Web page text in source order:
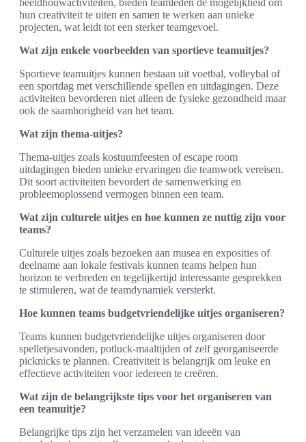
beeldhouwactiviteiten, bieden teamleden de mogelijkheid om
hun creativiteit te uiten en samen te werken aan unieke
projecten, wat leidt tot een sterker teamgevoel.
Wat zijn enkele voorbeelden van sportieve teamuitjes?
Sportieve teamuitjes kunnen bestaan uit voetbal, volleybal of
een sportdag met verschillende spellen en uitdagingen. Deze
activiteiten bevorderen niet alleen de fysieke gezondheid maar
ook de saamhorigheid van het team.
Wat zijn thema-uitjes?
Thema-uitjes zoals kostuumfeesten of escape room
uitdagingen bieden unieke ervaringen die teamwork vereisen.
Dit soort activiteiten bevordert de samenwerking en
probleemoplossend vermogen binnen een team.
Wat zijn culturele uitjes en hoe kunnen ze nuttig zijn voor
teams?
Culturele uitjes zoals bezoeken aan musea en exposities of
deelname aan lokale festivals kunnen teams helpen hun
horizon te verbreden en tegelijkertijd interessante gesprekken
te stimuleren, wat de teamdynamiek versterkt.
Hoe kunnen teams budgetvriendelijke uitjes organiseren?
Teams kunnen budgetvriendelijke uitjes organiseren door
spelletjesavonden, potluck-maaltijden of zelf georganiseerde
picknicks te plannen. Creativiteit is belangrijk om leuke en
effectieve activiteiten voor iedereen te creëren.
Wat zijn de belangrijkste tips voor het organiseren van
een teamuitje?
Belangrijke tips zijn het verzamelen van ideeën van